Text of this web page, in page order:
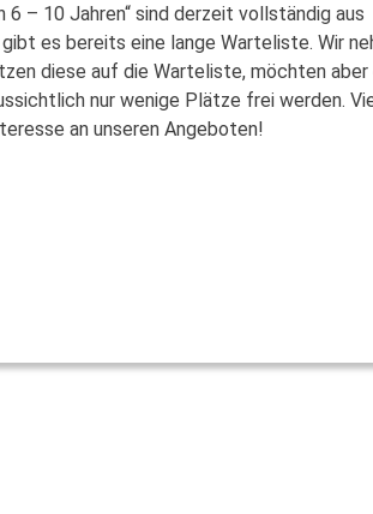
– 10 Jahren“ sind derzeit vollständig aus
es bereits eine lange Warteliste. Wir
diese auf die Warteliste, möchten aber
nur wenige Plätze frei werden.
an unseren Angeboten!